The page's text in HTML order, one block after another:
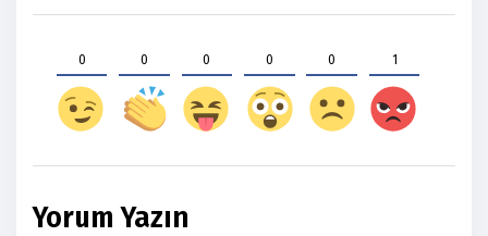
0 0 0 0 0 1
Yorum Yazın